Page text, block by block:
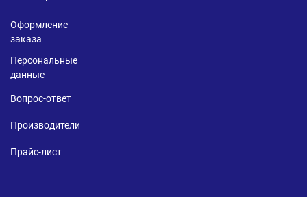
Оформление
заказа
Персональные
данные
Вопрос-ответ
Производители
Прайс-лист